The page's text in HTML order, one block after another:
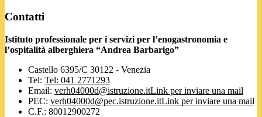
Contatti
Istituto professionale per i servizi per l’enogastronomia e
l’ospitalità alberghiera “Andrea Barbarigo”
Castello 6395/C 30122 - Venezia
Tel: Tel: 041 2771293
Email: verh04000d@istruzione.itLink per inviare una mail
PEC: verh04000d@pec.istruzione.itLink per inviare una mail
C.F.: 80012900272